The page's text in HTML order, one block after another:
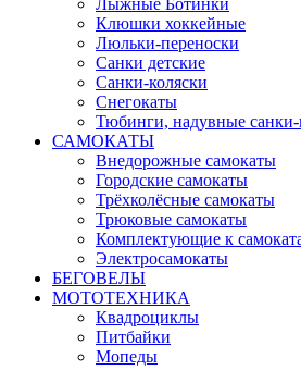
Клюшки хоккейные
Люльки-переноски
Санки детские
Санки-коляски
Снегокаты
Тюбинги, надувные
САМОКАТЫ
Внедорожные самокаты
Городские самокаты
Трёхколёсные самокаты
Трюковые самокаты
Комплектующие к
Электросамокаты
БЕГОВЕЛЫ
МОТОТЕХНИКА
Квадроциклы
Питбайки
Мопеды